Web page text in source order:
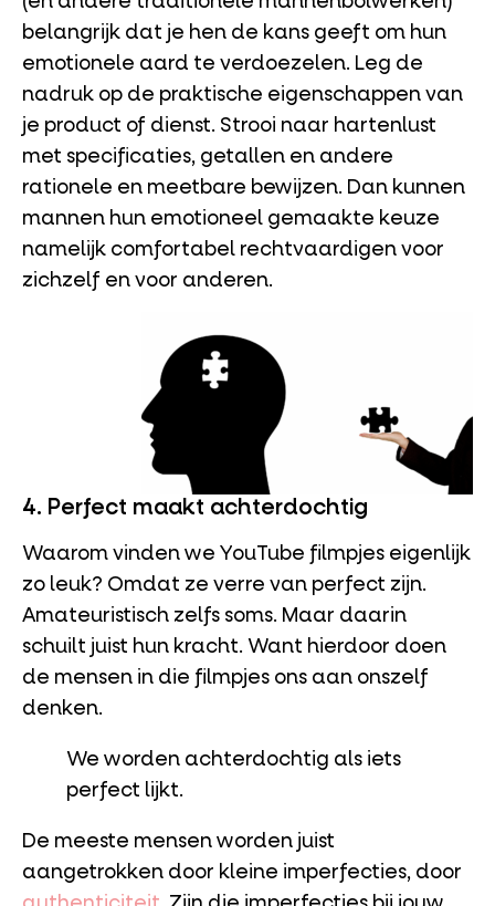
belangrijk dat je hen de kans geeft om hun
emotionele aard te verdoezelen. Leg de
nadruk op de praktische eigenschappen van
je product of dienst. Strooi naar hartenlust
met specificaties, getallen en andere
rationele en meetbare bewijzen. Dan kunnen
mannen hun emotioneel gemaakte keuze
namelijk comfortabel rechtvaardigen voor
zichzelf en voor anderen.
4. Perfect maakt achterdochtig
Waarom vinden we YouTube filmpjes eigenlijk
zo leuk? Omdat ze verre van perfect zijn.
Amateuristisch zelfs soms. Maar daarin
schuilt juist hun kracht. Want hierdoor doen
de mensen in die filmpjes ons aan onszelf
denken.
We worden achterdochtig als iets
perfect lijkt.
De meeste mensen worden juist
aangetrokken door kleine imperfecties, door